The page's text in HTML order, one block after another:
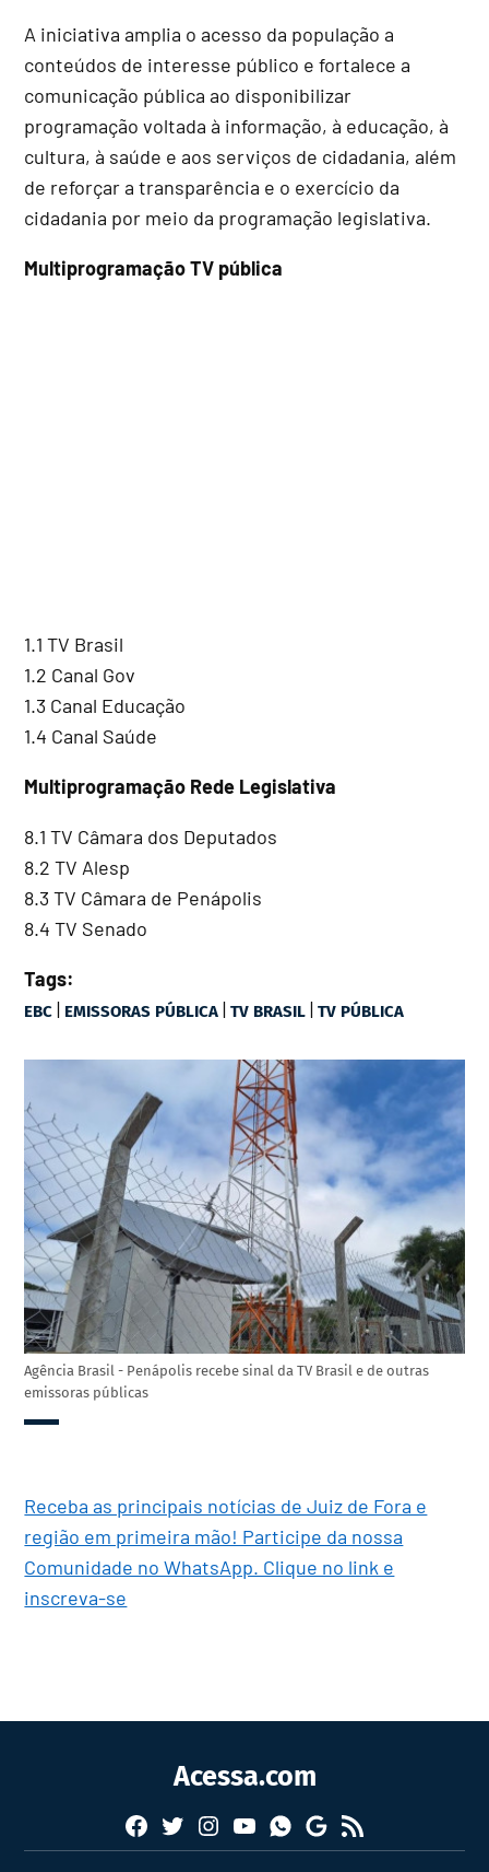
A iniciativa amplia o acesso da população a
conteúdos de interesse público e fortalece a
comunicação pública ao disponibilizar
programação voltada à informação, à educação, à
cultura, à saúde e aos serviços de cidadania, além
de reforçar a transparência e o exercício da
cidadania por meio da programação legislativa.
Multiprogramação TV pública
1.1 TV Brasil
1.2 Canal Gov
1.3 Canal Educação
1.4 Canal Saúde
Multiprogramação Rede Legislativa
8.1 TV Câmara dos Deputados
8.2 TV Alesp
8.3 TV Câmara de Penápolis
8.4 TV Senado
Tags:
EBC | EMISSORAS PÚBLICA |TV BRASIL |TV PÚBLICA
Agência Brasil - Penápolis recebe sinal da TV Brasil e de outras
emissoras públicas
Receba as principais notícias de Juiz de Fora e
região em primeira mão! Participe da nossa
Comunidade no WhatsApp. Clique no link e
inscreva-se
Acessa.com
Facebook
TwitterInstagram
YouTubeWhatsapp
Google
News
RSS